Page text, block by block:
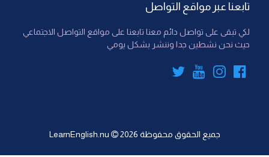
تابعنا عبر مواقع التواصل
لكي تبقى على تواصل دائم معنا تابعنا على مواقع التواصل الاجتماعي
حيث نحن نشطين جدا وننشر بشكل يومي
جميع الحقوق محفوظة LearnEnglish.nu 2026